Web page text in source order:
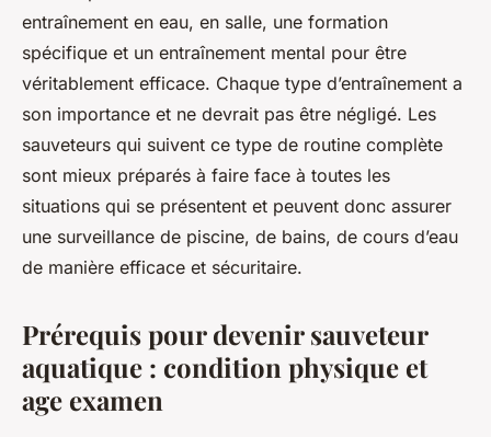
entraînement en eau, en salle, une formation
spécifique et un entraînement mental pour être
véritablement efficace. Chaque type d’entraînement a
son importance et ne devrait pas être négligé. Les
sauveteurs qui suivent ce type de routine complète
sont mieux préparés à faire face à toutes les
situations qui se présentent et peuvent donc assurer
une surveillance de piscine, de bains, de cours d’eau
de manière efficace et sécuritaire.
Prérequis pour devenir sauveteur
aquatique : condition physique et
age examen